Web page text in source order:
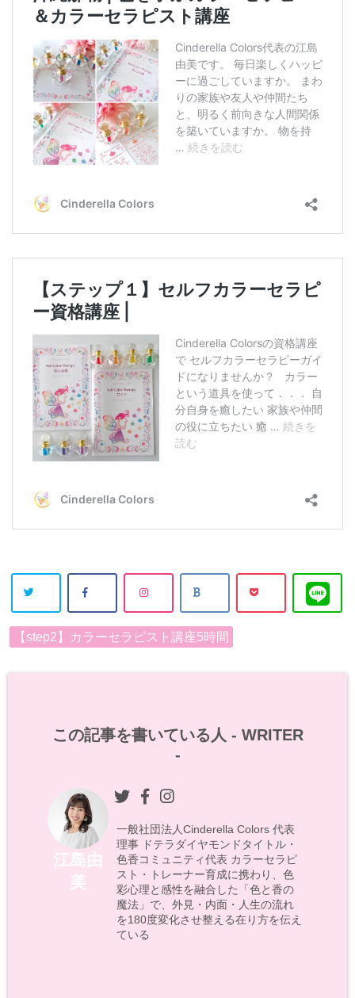
【step2】カラーセラピスト講座5時間
この記事を書いている人 - WRITER
-
江島由
美
一般社団法人Cinderella Colors 代表
理事 ドテラダイヤモンドタイトル・
色香コミュニティ代表 カラーセラピ
スト・トレーナー育成に携わり、色
彩心理と感性を融合した「色と香の
魔法」で、外見・内面・人生の流れ
を180度変化させ整える在り方を伝え
ている